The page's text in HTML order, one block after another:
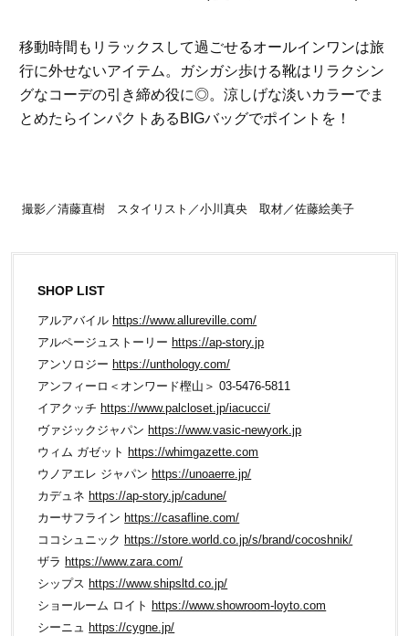
移動時間もリラックスして過ごせるオールインワンは旅
行に外せないアイテム。ガシガシ歩ける靴はリラクシン
グなコーデの引き締め役に◎。涼しげな淡いカラーでま
とめたらインパクトあるBIGバッグでポイントを！
撮影／清藤直樹 スタイリスト／小川真央 取材／佐藤絵美子
SHOP LIST
アルアバイル https://www.allureville.com/
アルページュストーリー https://ap-story.jp
アンソロジー https://unthology.com/
アンフィーロ＜オンワード樫山＞ 03-5476-5811
イアクッチ https://www.palcloset.jp/iacucci/
ヴァジックジャパン https://www.vasic-newyork.jp
ウィム ガゼット https://whimgazette.com
ウノアエレ ジャパン https://unoaerre.jp/
カデュネ https://ap-story.jp/cadune/
カーサフライン https://casafline.com/
ココシュニック https://store.world.co.jp/s/brand/cocoshnik/
ザラ https://www.zara.com/
シップス https://www.shipsltd.co.jp/
ショールーム ロイト https://www.showroom-loyto.com
シーニュ https://cygne.jp/